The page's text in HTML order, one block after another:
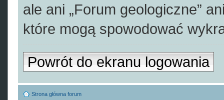
ale ani „Forum geologiczne”
które mogą spowodować
Powrót do ekranu logowania
Strona główna forum